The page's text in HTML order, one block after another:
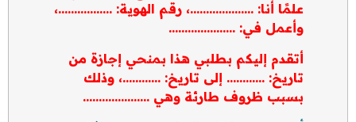
علمًا أنا: ………………..، رقم الهوية: ……………..،
وأعمل في: …………………
أتقدم إليكم بطلبي هذا بمنحي إجازة من
تاريخ: ………… إلى تاريخ: …………، وذلك
بسبب ظروف طارئة وهي …………………